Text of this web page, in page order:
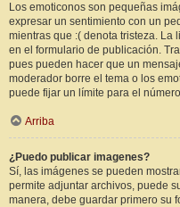
Los emoticonos son pequeñas
expresar un sentimiento con un
mientras que :( denota tristeza. La
en el formulario de publicación.
pues pueden hacer que un
moderador borre el tema o los
puede fijar un límite para el
Arriba
¿Puedo publicar imagenes?
Sí, las imágenes se pueden
permite adjuntar archivos, puede
manera, debe guardar primero su